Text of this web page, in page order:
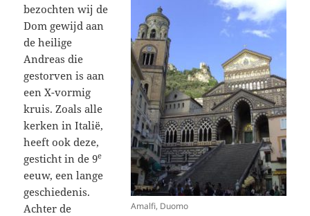
Amalfi, Duomo
bezochten wij de
Dom gewijd aan
de heilige
Andreas die
gestorven is aan
een X-vormig
kruis. Zoals alle
kerken in Italië,
heeft ook deze,
gesticht in de 9e
eeuw, een lange
geschiedenis.
Achter de